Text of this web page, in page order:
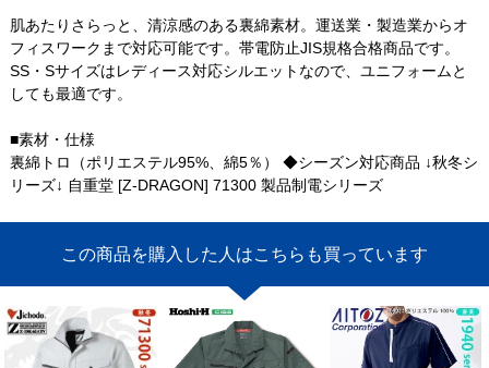
肌あたりさらっと、清涼感のある裏綿素材。運送業・製造業からオ
フィスワークまで対応可能です。帯電防止JIS規格合格商品です。
SS・Sサイズはレディース対応シルエットなので、ユニフォームと
しても最適です。
■素材・仕様
裏綿トロ（ポリエステル95%、綿5％） ◆シーズン対応商品 ↓秋冬シ
リーズ↓ 自重堂 [Z-DRAGON] 71300 製品制電シリーズ
この商品を購入した人はこちらも買っています